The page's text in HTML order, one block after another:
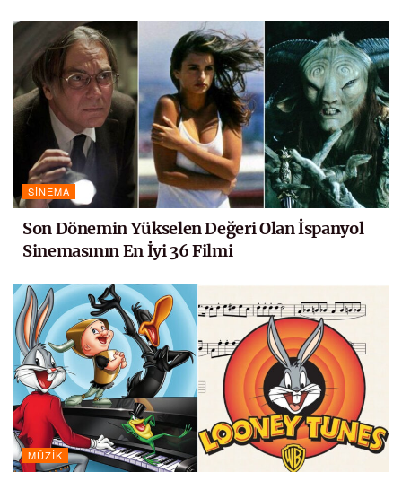
SINEMA
Son Dönemin Yükselen Değeri Olan İspanyol
Sinemasının En İyi 36 Filmi
MÜZIK